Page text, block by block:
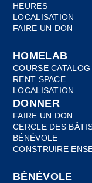
HEURES
LOCALISATION
FAIRE UN DON
HOMELAB
COURSE CATALOG
RENT SPACE
LOCALISATION
DONNER
FAIRE UN DON
CERCLE DES
BÉNÉVOLE
CONSTRUIRE
BÉNÉVOLE